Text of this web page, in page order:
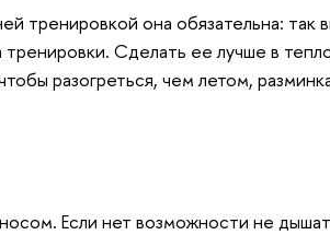
тренировкой она обязательна: так
тренировки. Сделать ее лучше в
разогреться, чем летом,
Если нет возможности не